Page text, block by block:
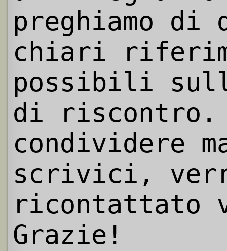
preghiamo
chiari
possibili
di riscontro.
condividere
scrivici,
ricontattato
Grazie!